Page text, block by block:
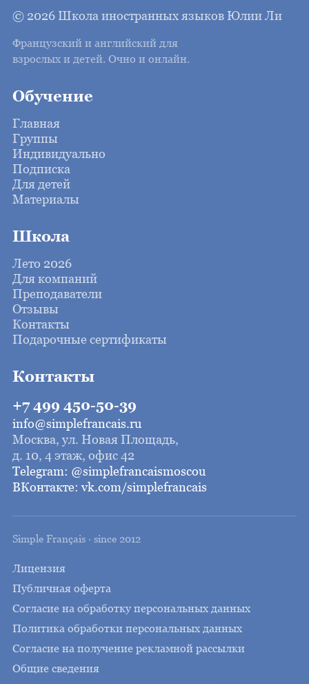
© 2026 Школа иностранных языков Юлии Ли
Французский и английский для
взрослых и детей. Очно и онлайн.
Обучение
Главная
Группы
Индивидуально
Подписка
Для детей
Материалы
Школа
Лето 2026
Для компаний
Преподаватели
Отзывы
Контакты
Подарочные сертификаты
Контакты
+7 499 450-50-39
info@simplefrancais.ru
Москва, ул. Новая Площадь,
д. 10, 4 этаж, офис 42
Telegram: @simplefrancaismoscou
ВКонтакте: vk.com/simplefrancais
Simple Français · since 2012
Лицензия
Публичная оферта
Согласие на обработку персональных данных
Политика обработки персональных данных
Согласие на получение рекламной рассылки
Общие сведения